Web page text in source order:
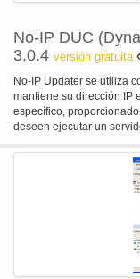
No-IP DUC
3.0.4 versión gratuita
No-IP Updater se utiliza
mantiene su dirección IP
específico,
deseen ejecutar un